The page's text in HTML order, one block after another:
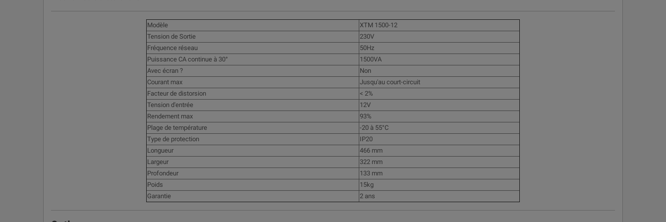
Modèle
XTM 1500-12
Tension de Sortie
230V
Fréquence réseau
50Hz
Puissance CA continue à 30°
1500VA
Avec écran ?
Non
Courant max
Jusqu'au court-circuit
Facteur de distorsion
< 2%
Tension d'entrée
12V
Rendement max
93%
Plage de température
-20 à 55°C
Type de protection
IP20
Longueur
466 mm
Largeur
322 mm
Profondeur
133 mm
Poids
15kg
Garantie
2 ans